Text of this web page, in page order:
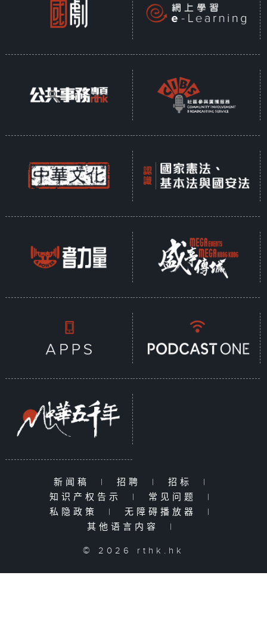
新闻稿 | 招聘 | 招标
|
知识产权告示
| 常见问题
|
私隐政策
| 无障碍播放器
|
其他语言内容
|
© 2026 rthk.hk